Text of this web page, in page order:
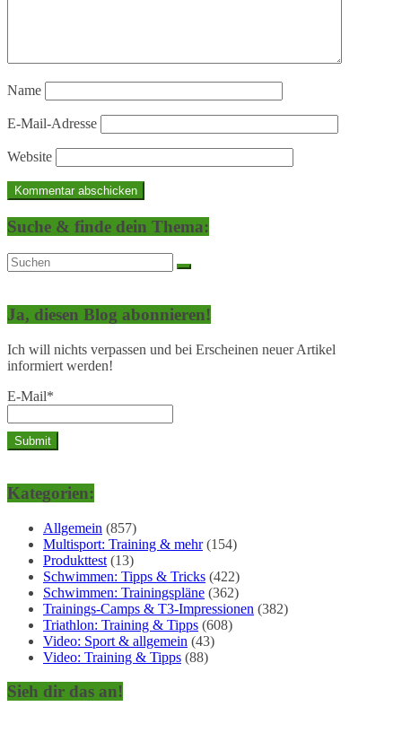
Name
E-Mail-Adresse
Website
Suche & finde dein Thema:
Ja, diesen Blog abonnieren!
Ich will nichts verpassen und bei Erscheinen neuer Artikel
informiert werden!
E-Mail*
Kategorien:
Allgemein (857)
Multisport: Training & mehr(154)
Produkttest (13)
Schwimmen: Tipps & Tricks (422)
Schwimmen: Trainingspläne (362)
Trainings-Camps & T3-Impressionen (382)
Triathlon: Training & Tipps (608)
Video: Sport & allgemein (43)
Video: Training & Tipps (88)
Sieh dir das an!